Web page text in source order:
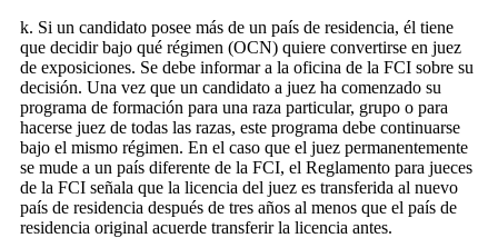
k. Si un candidato posee más de un país de residencia, él tiene
que decidir bajo qué régimen (OCN) quiere convertirse en juez
de exposiciones. Se debe informar a la oficina de la FCI sobre su
decisión. Una vez que un candidato a juez ha comenzado su
programa de formación para una raza particular, grupo o para
hacerse juez de todas las razas, este programa debe continuarse
bajo el mismo régimen. En el caso que el juez permanentemente
se mude a un país diferente de la FCI, el Reglamento para jueces
de la FCI señala que la licencia del juez es transferida al nuevo
país de residencia después de tres años al menos que el país de
residencia original acuerde transferir la licencia antes.